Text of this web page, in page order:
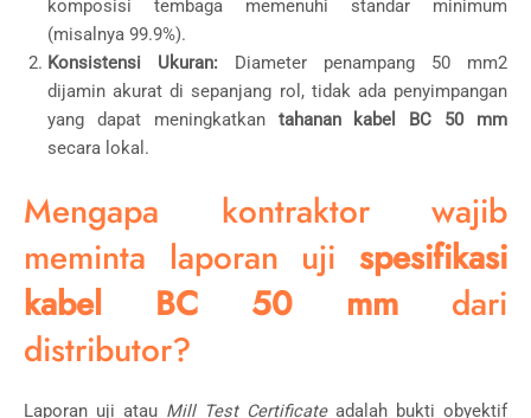
komposisi tembaga memenuhi standar minimum
(misalnya 99.9%).
Konsistensi Ukuran: Diameter penampang 50 mm2
dijamin akurat di sepanjang rol, tidak ada penyimpangan
yang dapat meningkatkan tahanan kabel BC 50 mm
secara lokal.
Mengapa kontraktor wajib
meminta laporan uji spesifikasi
kabel BC 50 mm dari
distributor?
Laporan uji atau Mill Test Certificateadalah bukti obyektif